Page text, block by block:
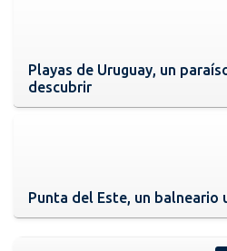
Playas de Uruguay, un
descubrir
Punta del Este, un balneario